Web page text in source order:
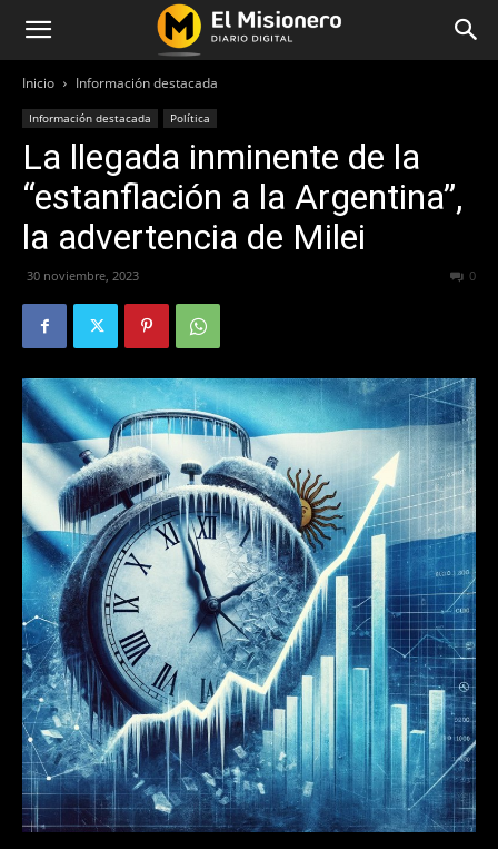
Inicio Información destacada
Información destacada Política
La llegada inminente de la
“estanflación a la Argentina”,
la advertencia de Milei
30 noviembre, 2023 0